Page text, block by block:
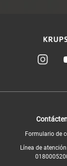
Formulario de
Línea de